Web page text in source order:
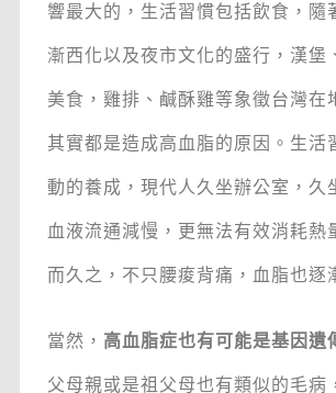
響最大的，生活習慣包括飲食，隨
漸西化以及夜市文化的盛行，漢堡
美食，雞排、鹹酥雞等象徵台灣在
其實都是造成高血脂的原因。生活
動的養成，現代人久坐辦公室，久
血液流通減慢，更無法有效消耗熱
而久之，不只腰痠背痛，血脂也逐
當然， 高血脂症也有可能是基因遺
父母親或是祖父母也有類似的毛病